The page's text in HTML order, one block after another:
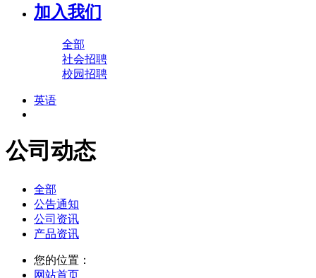
加入我们
全部
社会招聘
校园招聘
英语
公司动态
全部
公告通知
公司资讯
产品资讯
您的位置：
网站首页